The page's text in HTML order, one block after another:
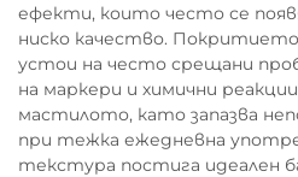
ефекти, които често се
ниско качество. Покритието
устои на често срещани
на маркери и химични
мастилото, като запазва
при тежка ежедневна
текстура постига идеален